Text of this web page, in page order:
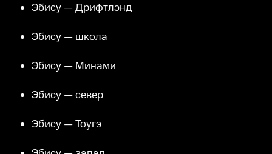
Эбису — Дрифтлэнд
Эбису — школа
Эбису — Минами
Эбису — север
Эбису — Тоугэ